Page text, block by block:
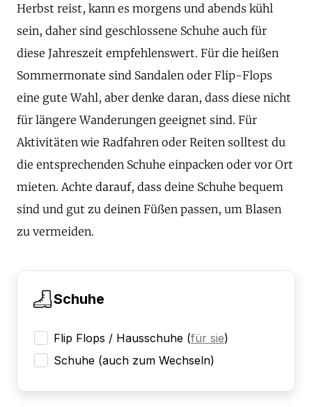
Herbst reist, kann es morgens und abends kühl
sein, daher sind geschlossene Schuhe auch für
diese Jahreszeit empfehlenswert. Für die heißen
Sommermonate sind Sandalen oder Flip-Flops
eine gute Wahl, aber denke daran, dass diese nicht
für längere Wanderungen geeignet sind. Für
Aktivitäten wie Radfahren oder Reiten solltest du
die entsprechenden Schuhe einpacken oder vor Ort
mieten. Achte darauf, dass deine Schuhe bequem
sind und gut zu deinen Füßen passen, um Blasen
zu vermeiden.
Schuhe
Flip Flops / Hausschuhe (für sie)
Schuhe (auch zum Wechseln)